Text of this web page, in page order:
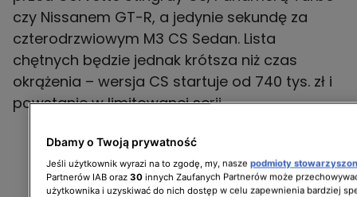
czy Nissanem GT-R, a jedynie sekundę za
czterodrzwiowym M3 CS Sedan. Lista
chętnych będzie jednak krótsza niż czas
okrążenia – wersja CS startuje od 740 tys. zł i
Dbamy o Twoją prywatność
Jeśli użytkownik wyrazi na to zgodę, my, nasze podmioty
Partnerów IAB oraz 30 innych Zaufanych Partnerów może
użytkownika i uzyskiwać do nich dostęp w celu zapewnienia bardziej